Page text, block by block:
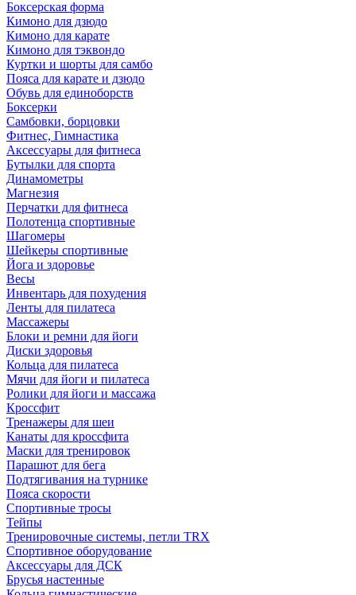
Боксерская форма
Кимоно для дзюдо
Кимоно для карате
Кимоно для тэквондо
Куртки и шорты для самбо
Пояса для карате и дзюдо
Обувь для единоборств
Боксерки
Самбовки, борцовки
Фитнес, Гимнастика
Аксессуары для фитнеса
Бутылки для спорта
Динамометры
Магнезия
Перчатки для фитнеса
Полотенца спортивные
Шагомеры
Шейкеры спортивные
Йога и здоровье
Весы
Инвентарь для похудения
Ленты для пилатеса
Массажеры
Блоки и ремни для йоги
Диски здоровья
Кольца для пилатеса
Мячи для йоги и пилатеса
Ролики для йоги и массажа
Кроссфит
Тренажеры для шеи
Канаты для кроссфита
Маски для тренировок
Парашют для бега
Подтягивания на турнике
Пояса скорости
Спортивные тросы
Тейпы
Тренировочные системы, петли TRX
Спортивное оборудование
Аксессуары для ДСК
Брусья настенные